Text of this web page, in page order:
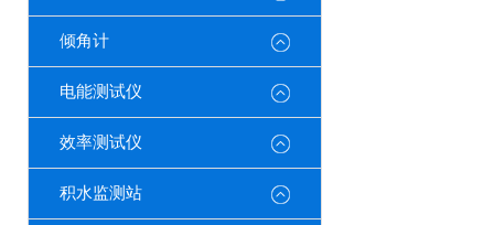
倾角计
电能测试仪
效率测试仪
积水监测站